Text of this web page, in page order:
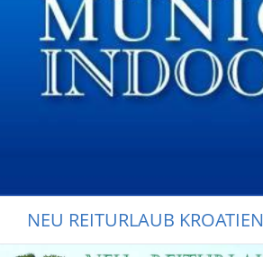
NEU REITURLAUB KROATIEN